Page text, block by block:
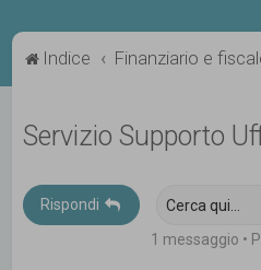
Indice Finanziario e
Servizio Supporto
Rispondi
1 messaggio •